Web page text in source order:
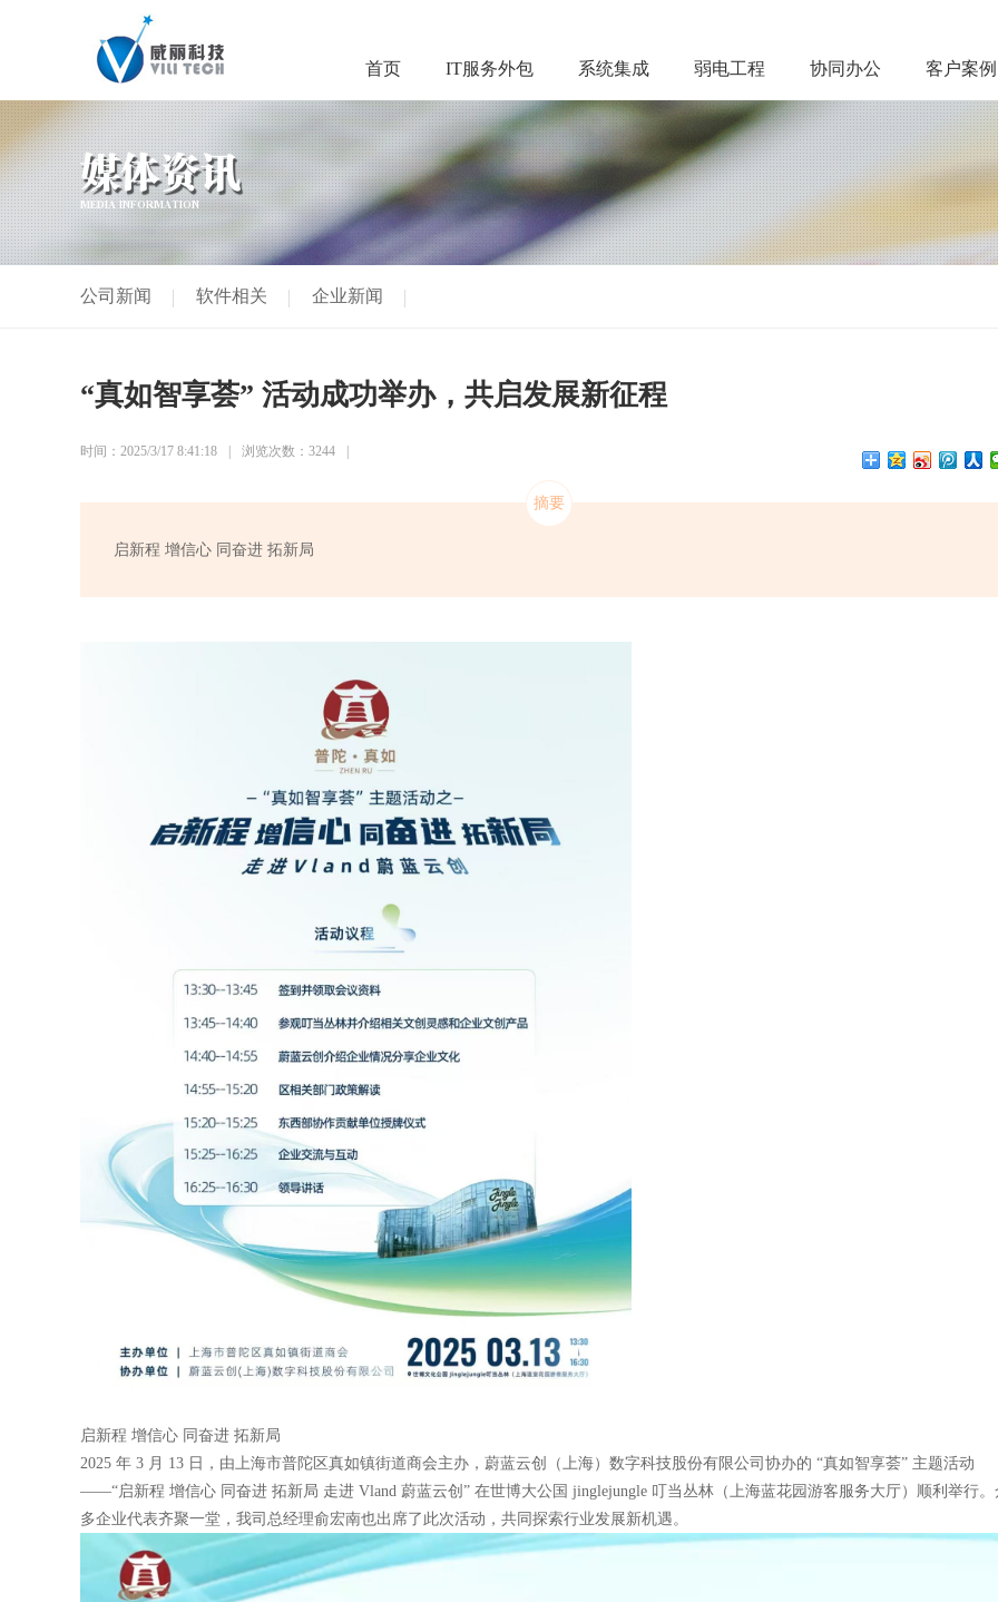
首页 IT服务外包 系统集成 弱电工程 协同办公 客户案例
媒体资讯
MEDIA INFORMATION
公司新闻 软件相关 企业新闻
“真如智享荟” 活动成功举办，共启发展新征程
时间：2025/3/17 8:41:18 浏览次数：3244
启新程 增信心 同奋进 拓新局
启新程 增信心 同奋进 拓新局
2025 年 3 月 13 日，由上海市普陀区真如镇街道商会主办，蔚蓝云创（上海）数字科技股份有限公司协办的 “真如智享荟” 主题活动
——“启新程 增信心 同奋进 拓新局 走进 Vland 蔚蓝云创” 在世博大公国 jinglejungle 叮当丛林（上海蓝花园游客服务大厅）顺利举行。
多企业代表齐聚一堂，我司总经理俞宏南也出席了此次活动，共同探索行业发展新机遇。